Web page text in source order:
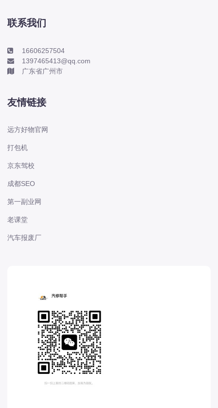
丰田-一汽丰田
丰田-广汽丰田
丰田-广汽丰田
丰田-进口丰田
枫叶
福特
福特-江铃福特
福特-江铃福特
G
GMC
国机智骏
观致
联系我们
16606257504
1397465413@qq.com
广东省广州市
友情链接
远方好物官网
打包机
京东驾校
成都SEO
第一副业网
老课堂
汽车报废厂